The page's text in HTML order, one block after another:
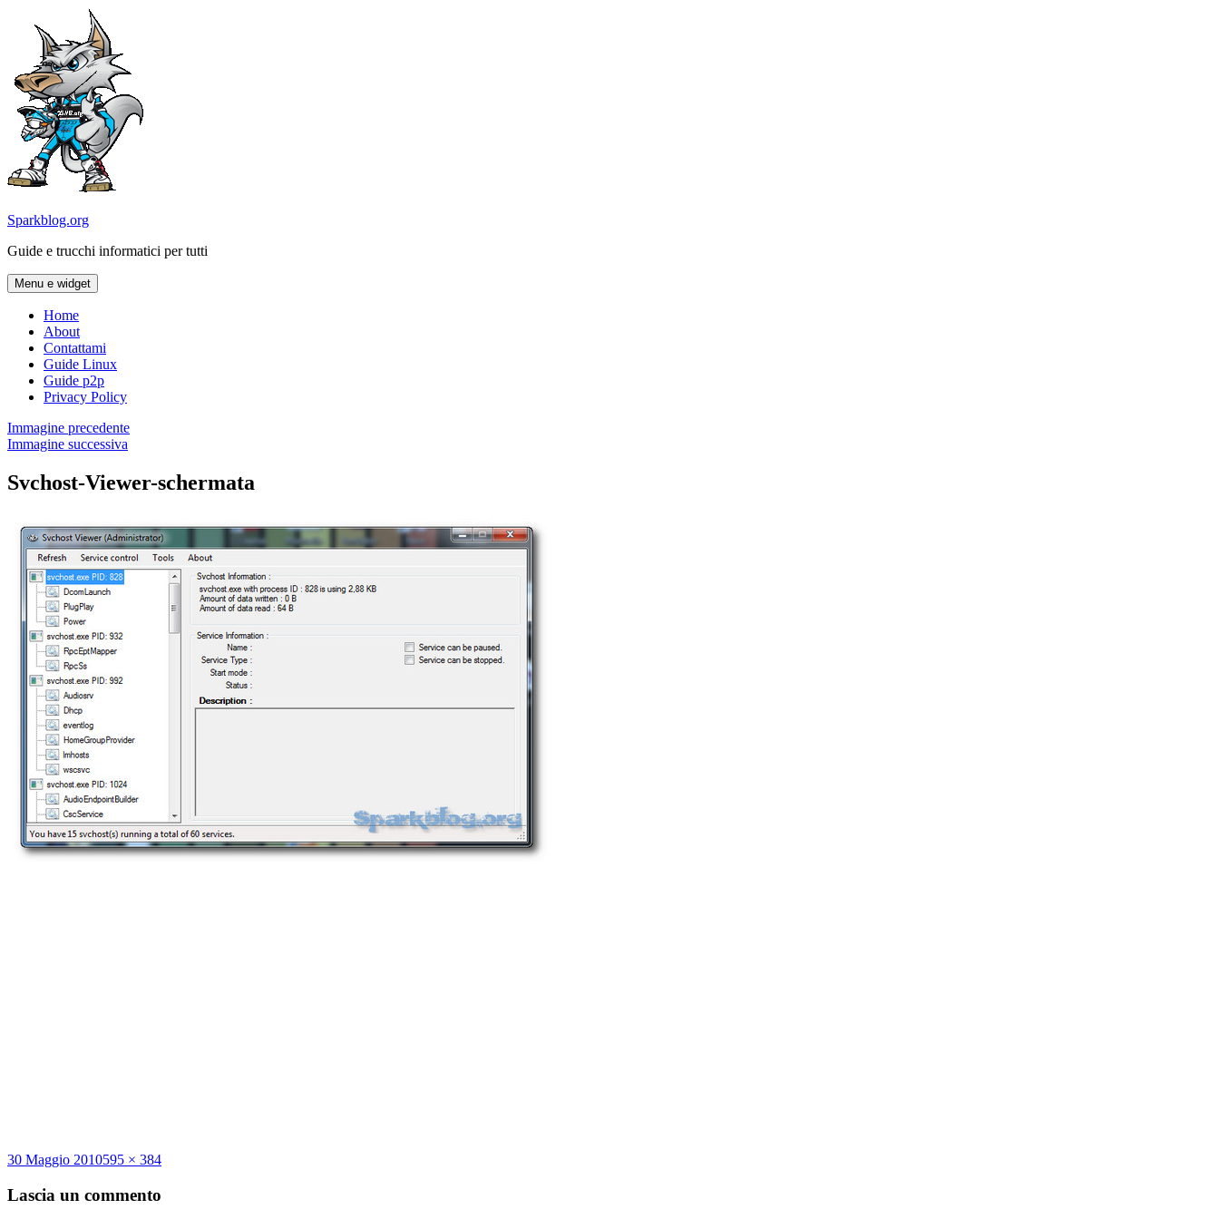
contenuto
Sparkblog.org
Guide e trucchi informatici per tutti
Menu e widget
Home
About
Contattami
Guide Linux
Guide p2p
Privacy Policy
Immagine precedente
Immagine successiva
Svchost-Viewer-schermata
Scritto
30 Maggio 2010Dimensione
595 × 384
Lascia un commento